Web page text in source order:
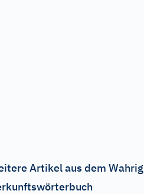
Artikel aus dem Wahrig